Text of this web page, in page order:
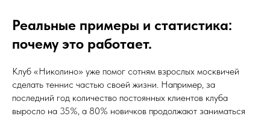
Реальные примеры и статистика:
почему это работает.
Клуб «Николино» уже помог сотням взрослых москвичей
сделать теннис частью своей жизни. Например, за
последний год количество постоянных клиентов клуба
выросло на 35%, а 80% новичков продолжают заниматься